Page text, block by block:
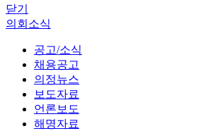
닫기
의회소식
공고/소식
채용공고
의정뉴스
보도자료
언론보도
해명자료